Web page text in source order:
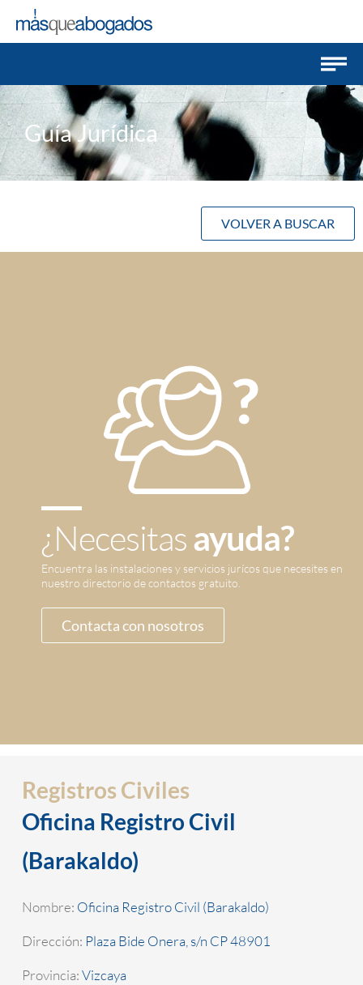
Guía Jurídica
VOLVER A BUSCAR
¿Necesitasayuda?
Encuentra las instalaciones y servicios jurícos que necesites en
nuestro directorio de contactos gratuito.
Contacta con nosotros
Registros Civiles
Oficina Registro Civil
(Barakaldo)
Nombre: Oficina Registro Civil (Barakaldo)
Dirección: Plaza Bide Onera, s/n CP 48901
Provincia:Vizcaya